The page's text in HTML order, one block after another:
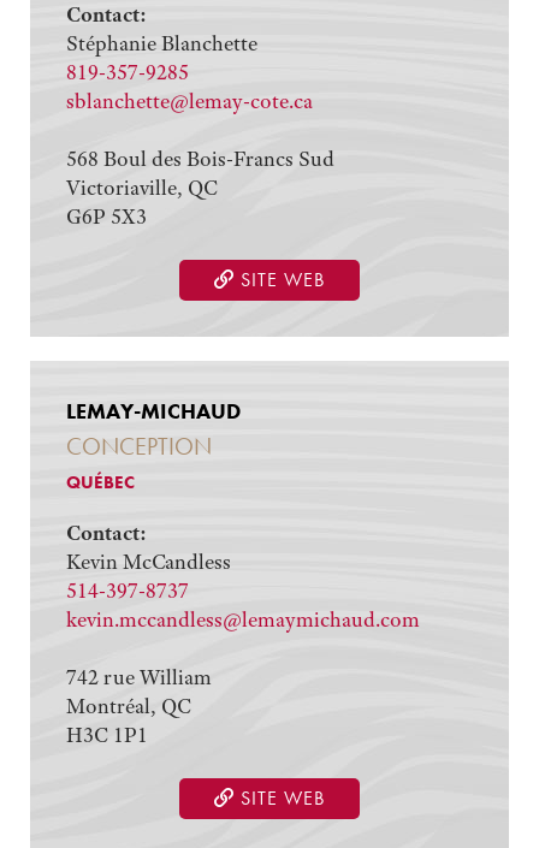
Contact:
Stéphanie Blanchette
819-357-9285
sblanchette@lemay-cote.ca
568 Boul des Bois-Francs Sud
Victoriaville, QC
G6P 5X3
SITE WEB
LEMAY-MICHAUD
CONCEPTION
QUÉBEC
Contact:
Kevin McCandless
514-397-8737
kevin.mccandless@lemaymichaud.com
742 rue William
Montréal, QC
H3C 1P1
SITE WEB